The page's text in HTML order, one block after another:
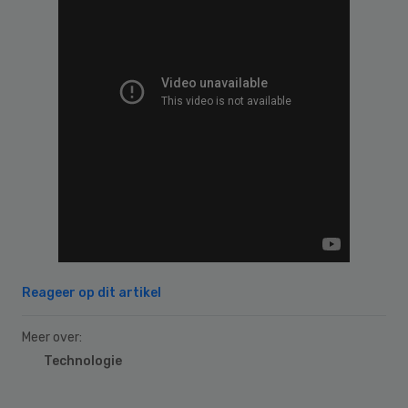
Reageer op dit artikel
Meer over:
Technologie